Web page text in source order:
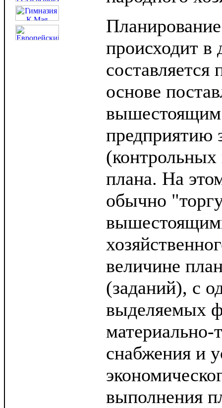
происходит в
составляется
основе
предприятию
плана. На
обычно
величине
(заданий), с
выделяемых
материально-
снабжения и
выполнения